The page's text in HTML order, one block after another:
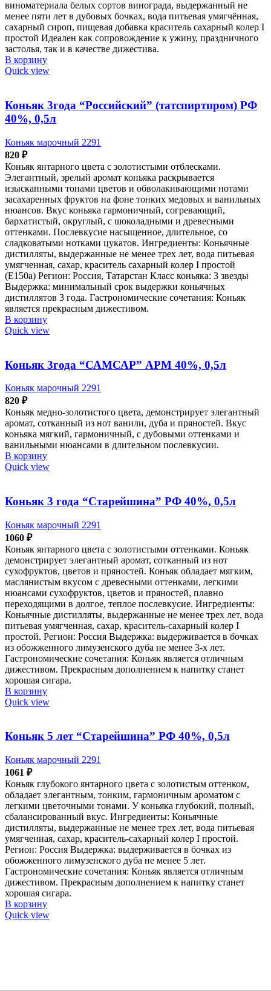
виноматериала белых сортов винограда, выдержанный не
менее пяти лет в дубовых бочках, вода питьевая умягчённая,
сахарный сироп, пищевая добавка краситель сахарный колер I
простой Идеален как сопровождение к ужину, праздничного
застолья, так и в качестве дижестива.
В корзину
Quick view
Коньяк 3года “Российский” (татспиртпром) РФ
40%, 0,5л
Коньяк марочный 2291
820 ₽
Коньяк янтарного цвета с золотистыми отблесками.
Элегантный, зрелый аромат коньяка раскрывается
изысканными тонами цветов и обволакивающими нотами
засахаренных фруктов на фоне тонких медовых и ванильных
нюансов. Вкус коньяка гармоничный, согревающий,
бархатистый, округлый, с шоколадными и древесными
оттенками. Послевкусие насыщенное, длительное, со
сладковатыми нотками цукатов. Ингредиенты: Коньячные
дистилляты, выдержанные не менее трех лет, вода питьевая
умягченная, сахар, краситель сахарный колер I простой
(Е150а) Регион: Россия, Татарстан Класс коньяка: 3 звезды
Выдержка: минимальный срок выдержки коньячных
дистиллятов 3 года. Гастрономические сочетания: Коньяк
является прекрасным дижестивом.
В корзину
Quick view
Коньяк 3года “САМСАР” АРМ 40%, 0,5л
Коньяк марочный 2291
820 ₽
Коньяк медно-золотистого цвета, демонстрирует элегантный
аромат, сотканный из нот ванили, дуба и пряностей. Вкус
коньяка мягкий, гармоничный, с дубовыми оттенками и
ванильными нюансами в длительном послевкусии.
В корзину
Quick view
Коньяк 3 года “Старейшина” РФ 40%, 0,5л
Коньяк марочный 2291
1060 ₽
Коньяк янтарного цвета с золотистыми оттенками. Коньяк
демонстрирует элегантный аромат, сотканный из нот
сухофруктов, цветов и пряностей. Коньяк обладает мягким,
маслянистым вкусом с древесными оттенками, легкими
нюансами сухофруктов, цветов и пряностей, плавно
переходящими в долгое, теплое послевкусие. Ингредиенты:
Коньячные дистилляты, выдержанные не менее трех лет, вода
питьевая умягченная, сахар, краситель-сахарный колер I
простой. Регион: Россия Выдержка: выдерживается в бочках
из обожженного лимузенского дуба не менее 3-х лет.
Гастрономические сочетания: Коньяк является отличным
дижестивом. Прекрасным дополнением к напитку станет
хорошая сигара.
В корзину
Quick view
Коньяк 5 лет “Старейшина” РФ 40%, 0,5л
Коньяк марочный 2291
1061 ₽
Коньяк глубокого янтарного цвета с золотистым оттенком,
обладает элегантным, тонким, гармоничным ароматом с
легкими цветочными тонами. У коньяка глубокий, полный,
сбалансированный вкус. Ингредиенты: Коньячные
дистилляты, выдержанные не менее трех лет, вода питьевая
умягченная, сахар, краситель-сахарный колер I простой.
Регион: Россия Выдержка: выдерживается в бочках из
обожженного лимузенского дуба не менее 5 лет.
Гастрономические сочетания: Коньяк является отличным
дижестивом. Прекрасным дополнением к напитку станет
хорошая сигара.
В корзину
Quick view